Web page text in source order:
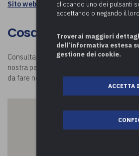
Sito web istituzionale: Comune di
Cosa visitare a
Consulta la mappa e scopricosa visitare
nostra pagina
da fare nei comuni della provincia di
cliccando uno dei pulsanti
accettando o negando il
Troverai maggiori
dell’informativa estesa
gestione dei cookie.
ACCETTA